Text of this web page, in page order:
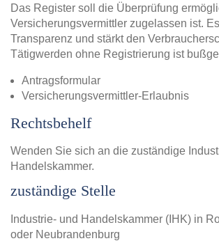
Das Register soll die Überprüfung
Versicherungsvermittler zugelassen ist.
Transparenz und stärkt den
Tätigwerden ohne Registrierung ist
Antragsformular
Versicherungsvermittler-Erlaubnis
Rechtsbehelf
Wenden Sie sich an die zuständige
Handelskammer.
zuständige Stelle
Industrie- und Handelskammer (IHK) in
oder Neubrandenburg